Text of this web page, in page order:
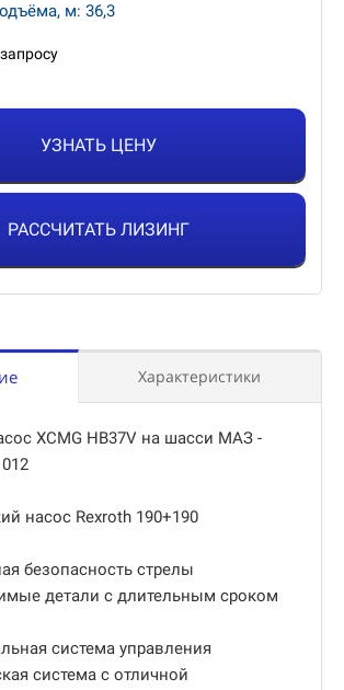
м: 36,3
УЗНАТЬ ЦЕНУ
РАССЧИТАТЬ ЛИЗИНГ
Характеристики
XCMG HB37V на шасси МАЗ -
насос Rexroth 190+190
безопасность стрелы
детали с длительным сроком
система управления
система с отличной